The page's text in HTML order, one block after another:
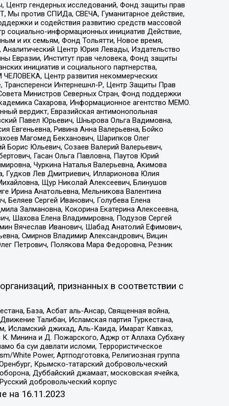
Центр гендерных исследований, Фонд защиты прав
Мы против СПИДа, СВЕЧА, Гуманитарное действие,
и содействия развитию средств массовой
социально-информационных инициатив Действие,
и их семьям, Фонд Тольятти, Новое время,
Аналитический Центр Юрия Левады, Издательство
Евразии, Институт прав человека, Фонд защиты
инициатив и социального партнерства,
Центр развития некоммерческих
Трансперенси Интернешнл-Р, Центр Защиты Прав
Министров Северных Стран, Фонд поддержки
Сахарова, Информационное агентство МЕМО.
вердикт, Евразийская антимонопольная
Павел Юрьевич, Шнырова Ольга Вадимовна,
Евгеньевна, Ривина Анна Валерьевна, Бойко
Магомед Бекханович, Шарипков Олег
Борис Юльевич, Созаев Валерий Валерьевич,
Гасан Ольга Павловна, Паутов Юрий
Чуркина Наталья Валерьевна, Акимова
Гудков Лев Дмитриевич, Илларионова Юлия
Щур Николай Алексеевич, Блинушов
Ирина Анатольевна, Мельникова Валентина
Беляев Сергей Иванович, Голубева Елена
Залмановна, Кокорина Екатерина Алексеевна,
Шахова Елена Владимировна, Подузов Сергей
Вячеслав Иванович, Шабад Анатолий Ефимович,
Смирнов Владимир Александрович, Вицин
Петрович, Полякова Мара Федоровна, Резник
признанных в соответствии с
База, Асбат аль-Ансар, Священная война,
Талибан, Исламская партия Туркестана,
Исламский джихад, Аль-Каида, Имарат Кавказ,
Минина и Д. Пожарского, Аджр от Аллаха Субхану
ба суи давлати исломи, Террористическое
Power, Артподготовка, Религиозная группа
Крымско-татарский добровольческий
Дуббайский джамаат, московская ячейка,
добровольческий корпус
на 16.11.2023